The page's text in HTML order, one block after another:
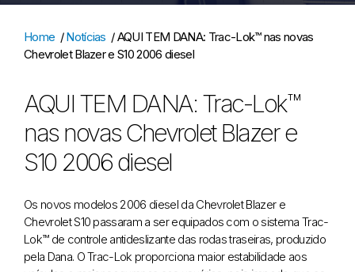
Home /Notícias /AQUI TEM DANA: Trac-Lok™ nas novas
Chevrolet Blazer e S10 2006 diesel
AQUI TEM DANA: Trac-Lok™
nas novas Chevrolet Blazer e
S10 2006 diesel
Os novos modelos 2006 diesel da Chevrolet Blazer e
Chevrolet S10 passaram a ser equipados com o sistema Trac-
Lok™ de controle antideslizante das rodas traseiras, produzido
pela Dana. O Trac-Lok proporciona maior estabilidade aos